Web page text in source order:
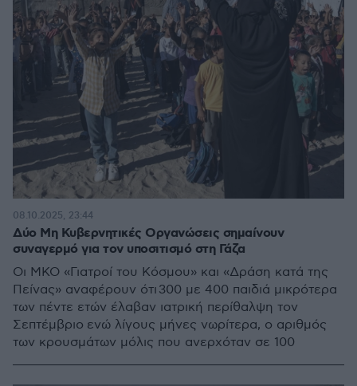
Δύο Μη Κυβερνητικές Οργανώσεις σημαίνουν
συναγερμό για τον υποσιτισμό στη Γάζα
Οι ΜΚΟ «Γιατροί του Κόσμου» και «Δράση κατά της
Πείνας» αναφέρουν ότι 300 με 400 παιδιά μικρότερα
των πέντε ετών έλαβαν ιατρική περίθαλψη τον
Σεπτέμβριο ενώ λίγους μήνες νωρίτερα, ο αριθμός
των κρουσμάτων μόλις που ανερχόταν σε 100
08.10.2025, 23:44